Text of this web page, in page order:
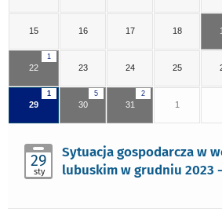
15 16 17 18
1
22 23 24 25
1
29
5
30
2
31 1
29
sty
Sytuacja gospodarcza w
lubuskim w grudniu 2023 -